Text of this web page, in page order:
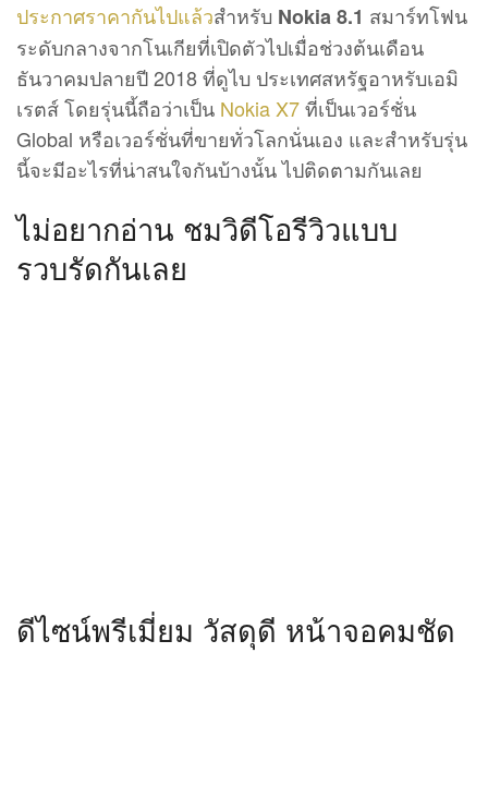
ประกาศราคากันไปแล้วสำหรับ Nokia 8.1 สมาร์ทโฟน
ระดับกลางจากโนเกียที่เปิดตัวไปเมื่อช่วงต้นเดือน
ธันวาคมปลายปี 2018 ที่ดูไบ ประเทศสหรัฐอาหรับเอมิ
เรตส์ โดยรุ่นนี้ถือว่าเป็น Nokia X7ที่เป็นเวอร์ชั่น
Global หรือเวอร์ชั่นที่ขายทั่วโลกนั่นเอง และสำหรับรุ่น
นี้จะมีอะไรที่น่าสนใจกันบ้างนั้น ไปติดตามกันเลย
ไม่อยากอ่าน ชมวิดีโอรีวิวแบบ
รวบรัดกันเลย
ดีไซน์พรีเมี่ยม วัสดุดี หน้าจอคมชัด